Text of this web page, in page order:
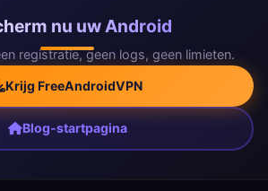
nu uw Android
registratie, geen logs, geen limieten.
Krijg FreeAndroidVPN
Blog-startpagina